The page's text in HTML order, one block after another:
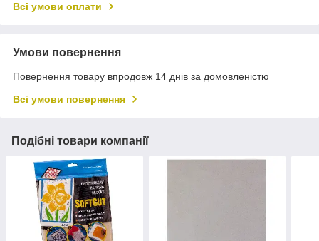
Всі умови оплати
Умови повернення
Повернення товару впродовж 14 днів за домовленістю
Всі умови повернення
Подібні товари компанії